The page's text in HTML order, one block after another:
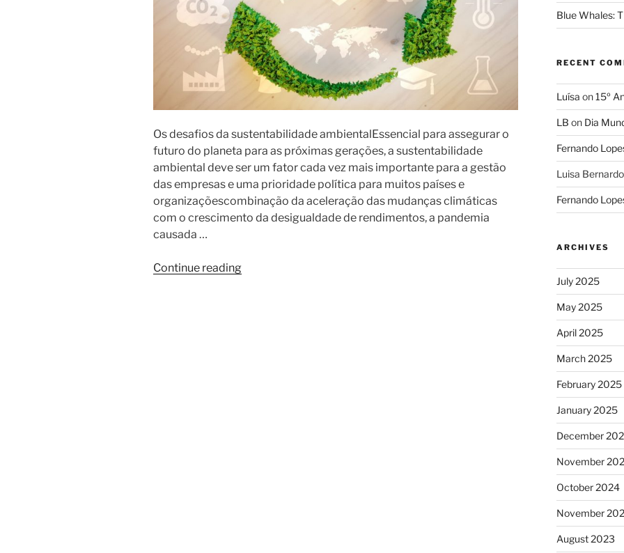
Os desafios da sustentabilidade ambientalEssencial para assegurar o
futuro do planeta para as próximas gerações, a sustentabilidade
ambiental deve ser um fator cada vez mais importante para a gestão
das empresas e uma prioridade política para muitos países e
organizaçõescombinação da aceleração das mudanças climáticas
com o crescimento da desigualdade de rendimentos, a pandemia
causada …
Continue reading
Blue Whales:
RECENT
Luísa on15º
LB on Dia
Fernando
Luisa Bernardo
Fernando
ARCHIVES
July 2025
May 2025
April 2025
March 2025
February 2025
January 2025
December
November
October 2024
November
August 2023